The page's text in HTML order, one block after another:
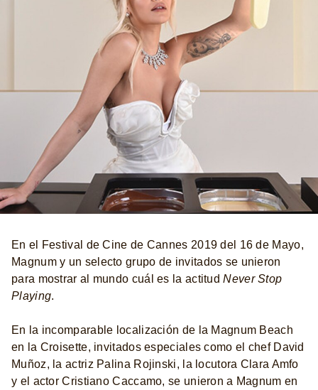
En el Festival de Cine de Cannes 2019 del 16 de Mayo,
Magnum y un selecto grupo de invitados se unieron
para mostrar al mundo cuál es la actitudNever Stop
Playing.
En la incomparable localización de la Magnum Beach
en la Croisette, invitados especiales como el chef David
Muñoz, la actriz Palina Rojinski, la locutora Clara Amfo
y el actor Cristiano Caccamo, se unieron a Magnum en